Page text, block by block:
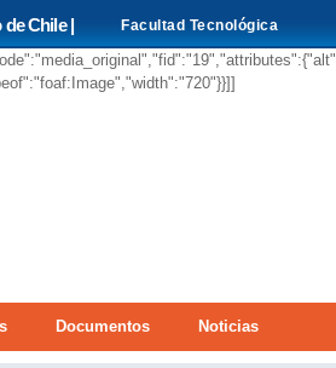
Chile | Facultad Tecnológica
Documentos Noticias